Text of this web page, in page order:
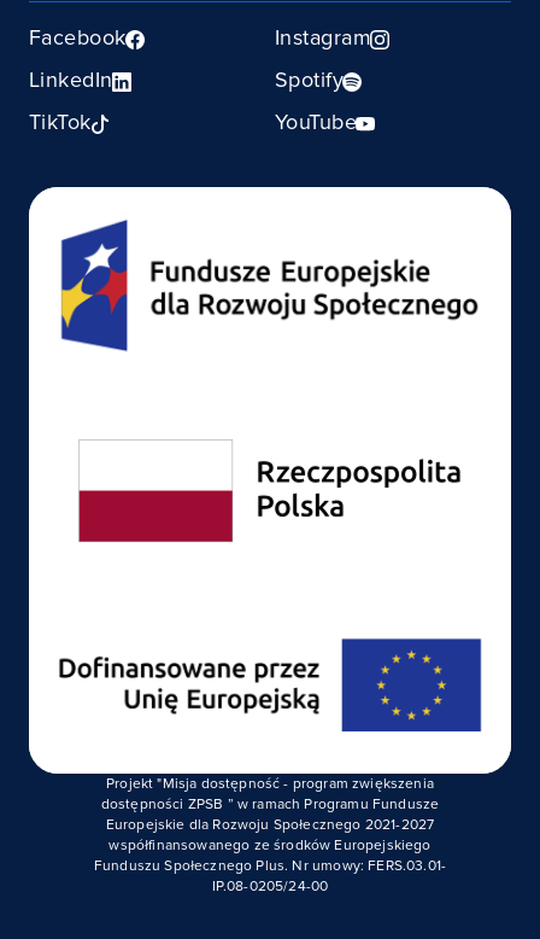
Facebook
Instagram
LinkedIn
Spotify
TikTok
YouTube
Projekt "Misja dostępność - program zwiększenia
dostępności ZPSB ” w ramach Programu Fundusze
Europejskie dla Rozwoju Społecznego 2021-2027
współfinansowanego ze środków Europejskiego
Funduszu Społecznego Plus. Nr umowy: FERS.03.01-
IP.08-0205/24-00